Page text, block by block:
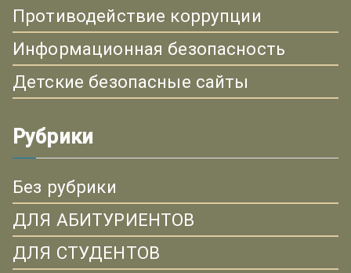
Противодействие коррупции
Информационная безопасность
Детские безопасные сайты
Рубрики
Без рубрики
ДЛЯ АБИТУРИЕНТОВ
ДЛЯ СТУДЕНТОВ